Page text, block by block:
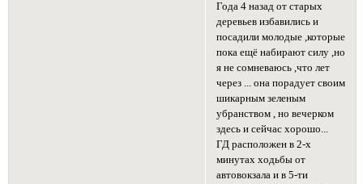
Года 4 назад от старых
деревьев избавились и
посадили молодые ,которые
пока ещё набирают силу ,но
я не сомневаюсь ,что лет
через ... она порадует своим
шикарным зеленым
убранством , но вечерком
здесь и сейчас хорошо...
ГД расположен в 2-х
минутах ходьбы от
автовокзала и в 5-ти